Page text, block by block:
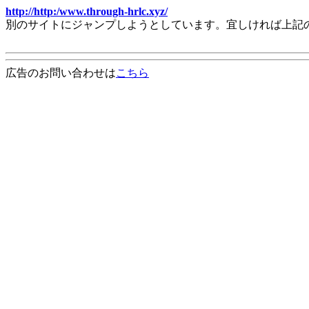
http://http:/www.through-hrlc.xyz/
別のサイトにジャンプしようとしています。宜しければ上
広告のお問い合わせはこちら